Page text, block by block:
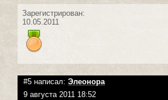
Зарегистрирован:
10.05.2011
#5 написал: Элеонора
9 августа 2011 18:52